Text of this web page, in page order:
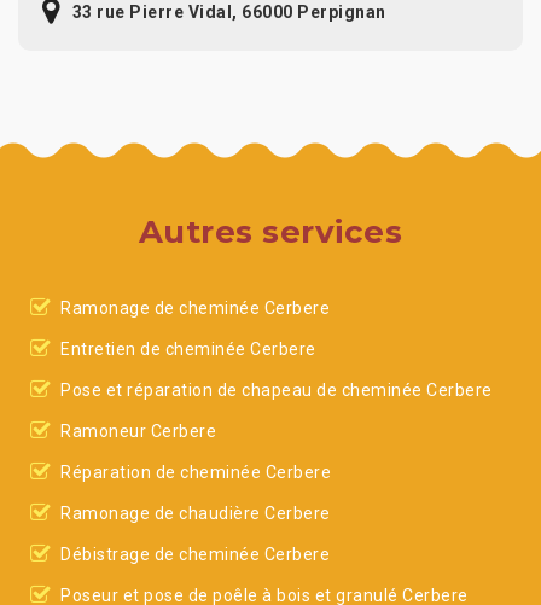
33 rue Pierre Vidal, 66000 Perpignan
Autres services
Ramonage de cheminée Cerbere
Entretien de cheminée Cerbere
Pose et réparation de chapeau de cheminée Cerbere
Ramoneur Cerbere
Réparation de cheminée Cerbere
Ramonage de chaudière Cerbere
Débistrage de cheminée Cerbere
Poseur et pose de poêle à bois et granulé Cerbere